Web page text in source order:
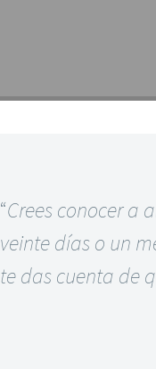
“Crees conocer a
veinte días o un
te das cuenta de